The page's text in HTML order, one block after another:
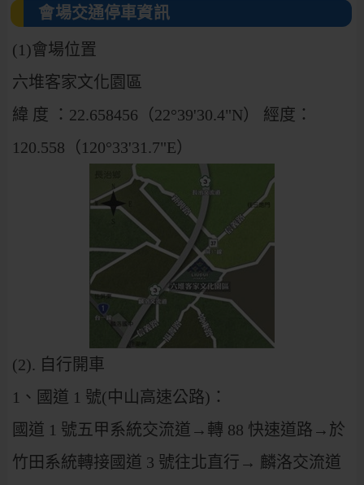
會場交通停車資訊
(1)會場位置
六堆客家文化園區
緯 度 ：22.658456（22°39'30.4"N） 經度：
120.558（120°33'31.7"E）
(2). 自行開車
1、國道 1 號(中山高速公路)：
國道 1 號五甲系統交流道→轉 88 快速道路→於
竹田系統轉接國道 3 號往北直行→ 麟洛交流道